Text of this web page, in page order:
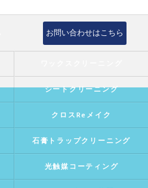
お問い合わせはこちら
シートクリーニング
クロスReメイク
石膏トラップクリーニング
光触媒コーティング